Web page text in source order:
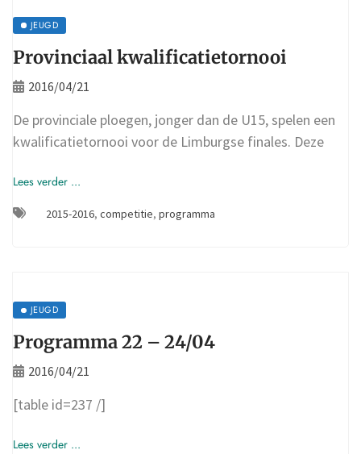
JEUGD
Provinciaal kwalificatietornooi
2016/04/21
De provinciale ploegen, jonger dan de U15, spelen een
kwalificatietornooi voor de Limburgse finales. Deze
Lees verder ...
2015-2016, competitie, programma
JEUGD
Programma 22 – 24/04
2016/04/21
[table id=237 /]
Lees verder ...